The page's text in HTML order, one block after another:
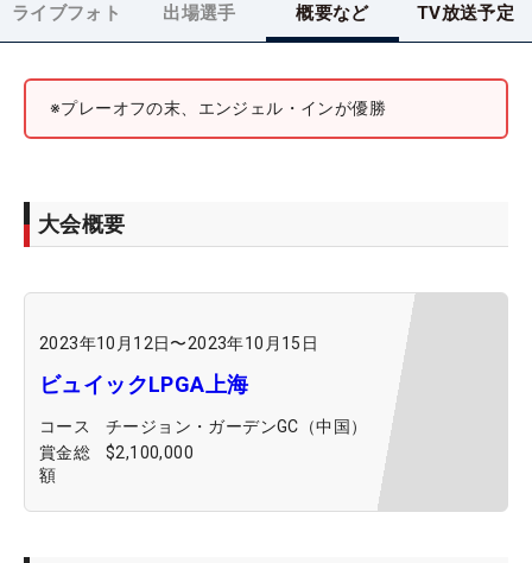
ライブフォト 出場選手 概要など TV放送予定
※プレーオフの末、エンジェル・インが優勝
大会概要
2023年10月12日〜2023年10月15日
ビュイックLPGA上海
コース
チージョン・ガーデンGC（中国）
賞金総
額
$2,100,000